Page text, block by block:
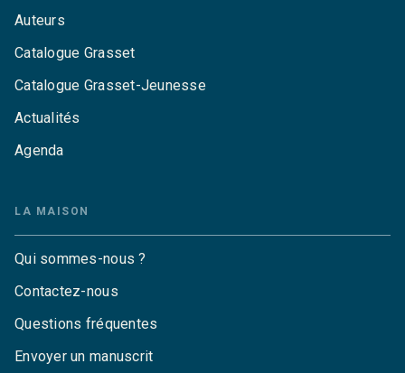
Auteurs
Catalogue Grasset
Catalogue Grasset-Jeunesse
Actualités
Agenda
LA MAISON
Qui sommes-nous ?
Contactez-nous
Questions fréquentes
Envoyer un manuscrit